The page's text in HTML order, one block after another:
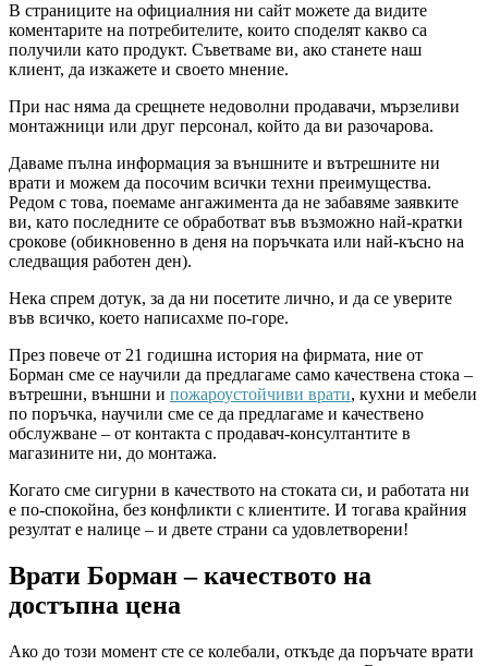
В страниците на официалния ни сайт можете да видите
коментарите на потребителите, които споделят какво са
получили като продукт. Съветваме ви, ако станете наш
клиент, да изкажете и своето мнение.
При нас няма да срещнете недоволни продавачи, мързеливи
монтажници или друг персонал, който да ви разочарова.
Даваме пълна информация за външните и вътрешните ни
врати и можем да посочим всички техни преимущества.
Редом с това, поемаме ангажимента да не забавяме заявките
ви, като последните се обработват във възможно най-кратки
срокове (обикновенно в деня на поръчката или най-късно на
следващия работен ден).
Нека спрем дотук, за да ни посетите лично, и да се уверите
във всичко, което написахме по-горе.
През повече от 21 годишна история на фирмата, ние от
Борман сме се научили да предлагаме само качествена стока –
вътрешни, външни и пожароустойчиви врати, кухни и мебели
по поръчка, научили сме се да предлагаме и качествено
обслужване – от контакта с продавач-консултантите в
магазините ни, до монтажа.
Когато сме сигурни в качеството на стоката си, и работата ни
е по-спокойна, без конфликти с клиентите. И тогава крайния
резултат е налице – и двете страни са удовлетворени!
Врати Борман – качеството на
достъпна цена
Ако до този момент сте се колебали, откъде да поръчате врати